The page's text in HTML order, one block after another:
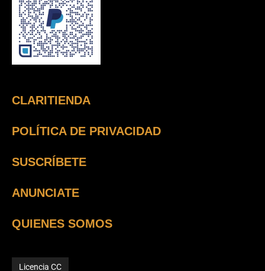
CLARITIENDA
POLÍTICA DE PRIVACIDAD
SUSCRÍBETE
ANUNCIATE
QUIENES SOMOS
Licencia CC